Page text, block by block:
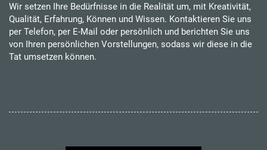
Wir setzen Ihre Bedürfnisse in die Realität um, mit Kreativität,
Qualität, Erfahrung, Können und Wissen. Kontaktieren Sie uns
per Telefon, per E-Mail oder persönlich und berichten Sie uns
von Ihren persönlichen Vorstellungen, sodass wir diese in die
Tat umsetzen können.